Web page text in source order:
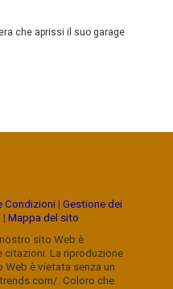
che aprissi il suo garage
Condizioni| Gestione dei
| Mappa del sito
sito Web è
La riproduzione
è vietata senza un
. Coloro che